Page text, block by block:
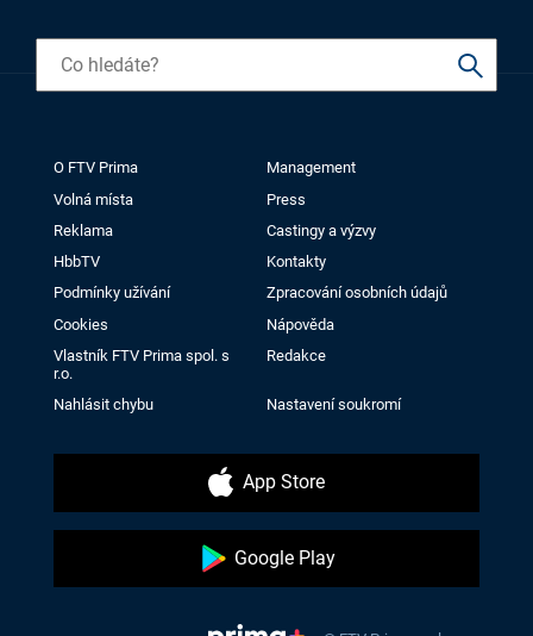
O FTV Prima
Management
Volná místa
Press
Reklama
Castingy a výzvy
HbbTV
Kontakty
Podmínky užívání
Zpracování osobních údajů
Cookies
Nápověda
Vlastník FTV Prima spol. s
r.o.
Redakce
Nahlásit chybu Nastavení soukromí
App Store
Google Play